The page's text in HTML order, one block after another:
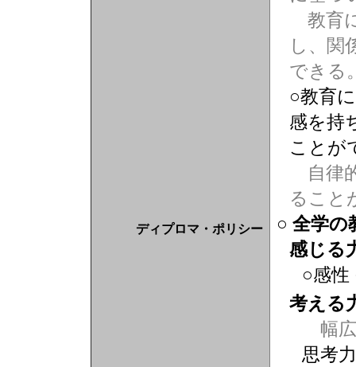
ディプロマ・ポリシー
教育
し、関
できる
○教育
感を持
ことが
自律
ること
○ 全学の
感じる
○感性
考える
幅
思考力